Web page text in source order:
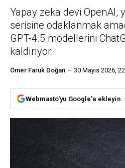
Yapay zeka devi OpenAI,
serisine odaklanmak
GPT-4.5 modellerini
kaldırıyor.
Ömer Faruk Doğan 30 Mayıs 2026,
Webmasto'yu Google'a ekleyin